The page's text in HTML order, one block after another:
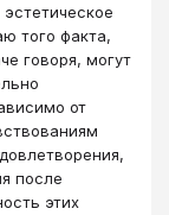
того факта,
говоря, могут
от
после
этих